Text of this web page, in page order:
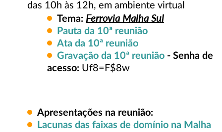
das 10h às 12h, em ambiente virtual
Tema: Ferrovia Malha Sul
Pauta da 10ª reunião
Ata da 10ª reunião
Gravação da 10ª reunião - Senha de
acesso: Uf8=F$8w
Apresentações na reunião:
Lacunas das faixas de domínio na Malha